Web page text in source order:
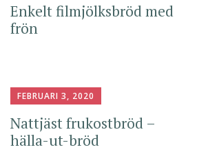
Enkelt filmjölksbröd med
frön
FEBRUARI 3, 2020
Nattjäst frukostbröd –
hälla-ut-bröd